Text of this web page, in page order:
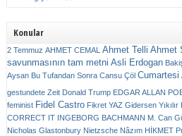
Konular
2 Temmuz AHMET CEMAL Ahmet Telli Ahmet
savunmasının tam metni Asli Erdogan
Aysan Bu Tufandan Sonra Cansu Çöl Cumartesi
gestundete Zeit Donald Trump EDGAR ALLAN
feminist Fidel Castro Fikret YAZ Gidersen Yıkılır
CORRECT IT INGEBORG BACHMANN M. Can
Nicholas Glastonbury Nietzsche Nâzım HİKMET